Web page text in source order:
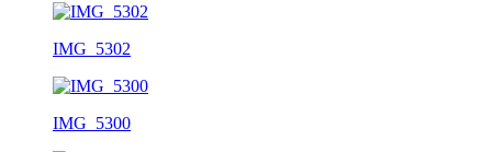
IMG_5302
IMG_5300